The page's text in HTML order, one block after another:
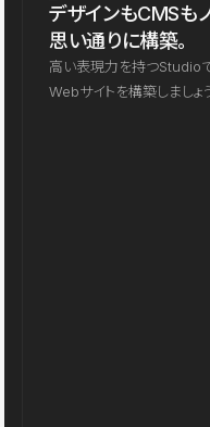
デザインもCMSも
思い通りに構築。
高い表現力を持つStudio
Webサイトを構築しましょう